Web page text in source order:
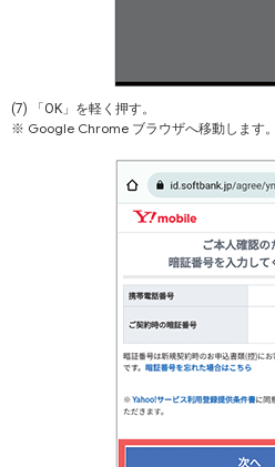
(7) 「OK」を軽く押す。
※ Google Chrome ブラウザへ移動します。